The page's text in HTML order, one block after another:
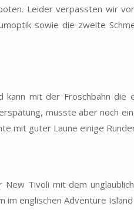
Leider verpassten wir
sowie die zweite
mit der Froschbahn die
musste aber noch
mit guter Laune einige
Tivoli mit dem
englischen Adventure